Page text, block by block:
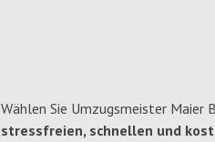
Wählen Sie Umzugsmeister Maier
stressfreien, schnellen und